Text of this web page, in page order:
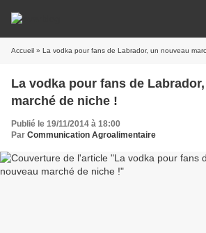
Accueil » La vodka pour fans de Labrador, un nouveau
La vodka pour fans de
marché de niche !
Publié le 19/11/2014 à 18:00
Par Communication Agroalimentaire